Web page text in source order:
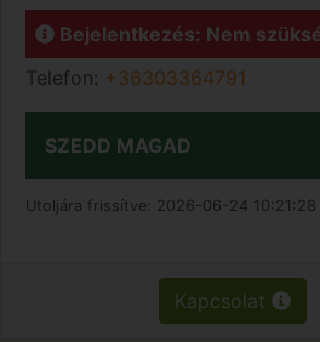
Bejelentkezés: Nem
Telefon: +36303364791
SZEDD MAGAD
Utoljára frissítve: 2026-06-24 10:21:28
Kapcsolat